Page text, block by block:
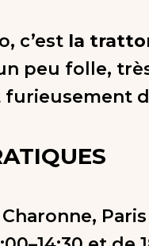
c’est la
peu folle,
furieusement
Charonne, Paris